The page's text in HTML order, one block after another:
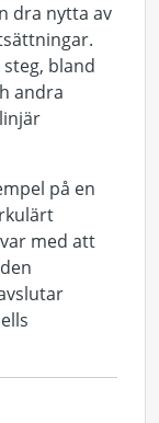
dra nytta av
bland
andra
på en
med att